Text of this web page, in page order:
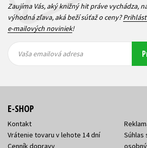
Zaujíma Vás, aký knižný hit práve vychádza,
výhodná zľava, aká beží súťaž o ceny?
e-mailových noviniek!
emailová
emailová
Vaša emailová adresa
E-SHOP
Kontakt
Vrátenie tovaru v lehote 14 dní
Cenník dopravy
Súhlas